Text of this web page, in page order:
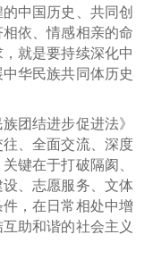
中国历史、共同创
依、情感相亲的命
就是要持续深化中
华民族共同体历史
团结进步促进法》
、全面交流、深度
键在于打破隔阂、
、志愿服务、文体
，在日常相处中增
助和谐的社会主义